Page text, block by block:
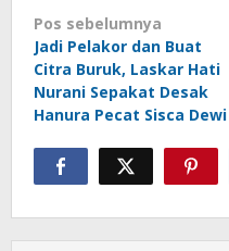
Navigasi
pos
Pos sebelumnya
Jadi Pelakor dan Buat
Citra Buruk, Laskar Hati
Nurani Sepakat Desak
Hanura Pecat Sisca Dewi